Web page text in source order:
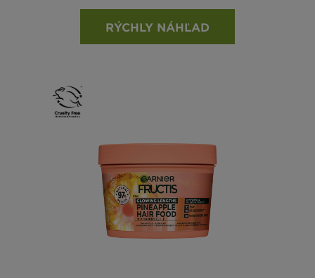
RÝCHLY NÁHĽAD